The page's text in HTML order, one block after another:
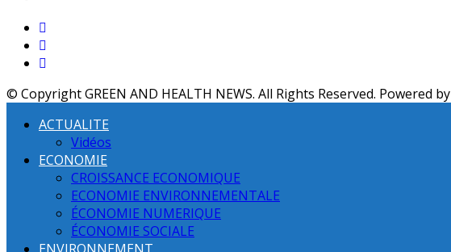
© Copyright GREEN AND HEALTH NEWS. All Rights Reserved. Powered by
ACTUALITE
Vidéos
ECONOMIE
CROISSANCE ECONOMIQUE
ECONOMIE ENVIRONNEMENTALE
ÉCONOMIE NUMERIQUE
ÉCONOMIE SOCIALE